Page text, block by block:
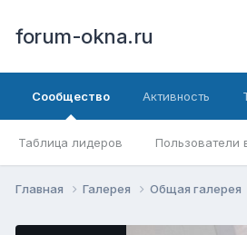
forum-okna.ru
Сообщество
Таблица лидеров Пользователи
Активность
Главная Галерея Общая галерея